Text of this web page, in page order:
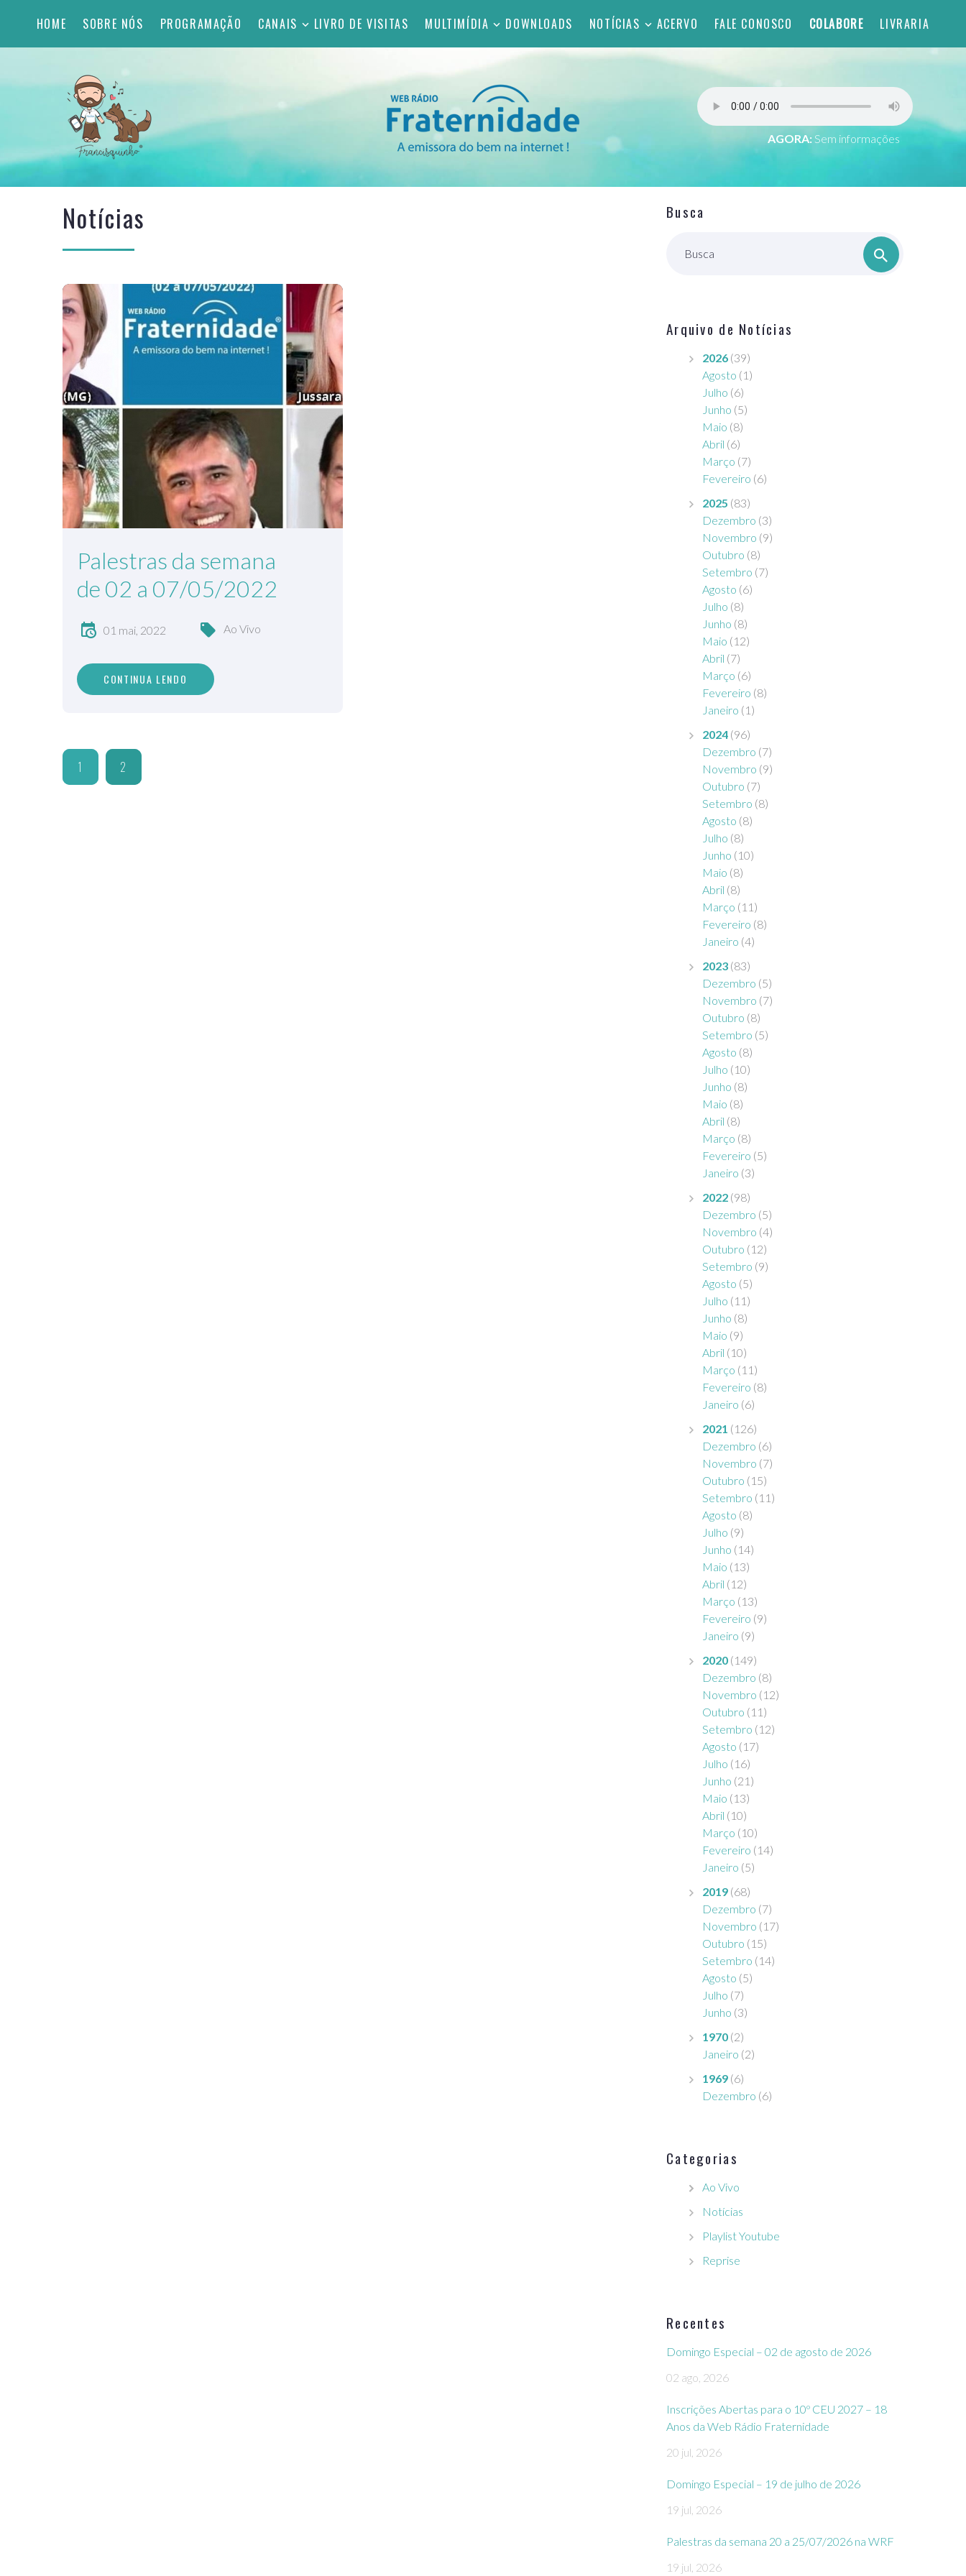
HOME SOBRE NÓS PROGRAMAÇÃO CANAIS LIVRO DE VISITAS MULTIMÍDIA DOWNLOADS NOTÍCIAS ACERVO FALE CONOSCO COLABORE LIVRARIA
AGORA: Sem informações
Notícias
Palestras da semana
de 02 a 07/05/2022
01 mai, 2022 Ao Vivo
CONTINUA LENDO
1 2
Busca
Busca
Arquivo de Notícias
2026 (39)
Agosto (1)
Julho (6)
Junho (5)
Maio (8)
Abril (6)
Março (7)
Fevereiro (6)
2025 (83)
Dezembro (3)
Novembro (9)
Outubro (8)
Setembro (7)
Agosto (6)
Julho (8)
Junho (8)
Maio (12)
Abril (7)
Março (6)
Fevereiro (8)
Janeiro (1)
2024 (96)
Dezembro (7)
Novembro (9)
Outubro (7)
Setembro (8)
Agosto (8)
Julho (8)
Junho (10)
Maio (8)
Abril (8)
Março (11)
Fevereiro (8)
Janeiro (4)
2023 (83)
Dezembro (5)
Novembro (7)
Outubro (8)
Setembro (5)
Agosto (8)
Julho (10)
Junho (8)
Maio (8)
Abril (8)
Março (8)
Fevereiro (5)
Janeiro (3)
2022 (98)
Dezembro (5)
Novembro (4)
Outubro (12)
Setembro (9)
Agosto (5)
Julho (11)
Junho (8)
Maio (9)
Abril (10)
Março (11)
Fevereiro (8)
Janeiro (6)
2021 (126)
Dezembro (6)
Novembro (7)
Outubro (15)
Setembro (11)
Agosto (8)
Julho (9)
Junho (14)
Maio (13)
Abril (12)
Março (13)
Fevereiro (9)
Janeiro (9)
2020 (149)
Dezembro (8)
Novembro (12)
Outubro (11)
Setembro (12)
Agosto (17)
Julho (16)
Junho (21)
Maio (13)
Abril (10)
Março (10)
Fevereiro (14)
Janeiro (5)
2019 (68)
Dezembro (7)
Novembro (17)
Outubro (15)
Setembro (14)
Agosto (5)
Julho (7)
Junho (3)
1970 (2)
Janeiro (2)
1969 (6)
Dezembro (6)
Categorias
Ao Vivo
Notícias
Playlist Youtube
Reprise
Recentes
Domingo Especial – 02 de agosto de 2026
02 ago, 2026
Inscrições Abertas para o 10º CEU 2027 – 18
Anos da Web Rádio Fraternidade
20 jul, 2026
Domingo Especial – 19 de julho de 2026
19 jul, 2026
Palestras da semana 20 a 25/07/2026 na WRF
19 jul, 2026